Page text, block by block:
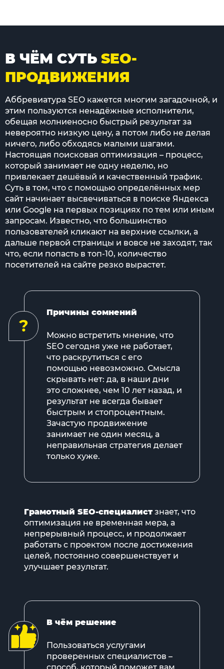
В ЧЁМ СУТЬ SEO-
ПРОДВИЖЕНИЯ
Аббревиатура SEO кажется многим загадочной, и
этим пользуются ненадёжные исполнители,
обещая молниеносно быстрый результат за
невероятно низкую цену, а потом либо не делая
ничего, либо обходясь малыми шагами.
Настоящая поисковая оптимизация – процесс,
который занимает не одну неделю, но
привлекает дешёвый и качественный трафик.
Суть в том, что с помощью определённых мер
сайт начинает высвечиваться в поиске Яндекса
или Google на первых позициях по тем или иным
запросам. Известно, что большинство
пользователей кликают на верхние ссылки, а
дальше первой страницы и вовсе не заходят, так
что, если попасть в топ-10, количество
посетителей на сайте резко вырастет.
?
Причины сомнений
Можно встретить мнение, что
SEO сегодня уже не работает,
что раскрутиться с его
помощью невозможно. Смысла
скрывать нет: да, в наши дни
это сложнее, чем 10 лет назад, и
результат не всегда бывает
быстрым и стопроцентным.
Зачастую продвижение
занимает не один месяц, а
неправильная стратегия делает
только хуже.
Грамотный SEO-специалистзнает, что
оптимизация не временная мера, а
непрерывный процесс, и продолжает
работать с проектом после достижения
целей, постоянно совершенствует и
улучшает результат.
В чём решение
Пользоваться услугами
проверенных специалистов –